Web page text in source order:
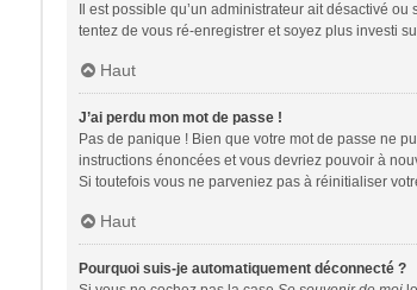
Il est possible qu’un administrateur ait désactivé
tentez de vous ré-enregistrer et soyez plus investi
Haut
J’ai perdu mon mot de passe !
Pas de panique ! Bien que votre mot de passe ne
instructions énoncées et vous devriez pouvoir à
Si toutefois vous ne parveniez pas à réinitialiser
Haut
Pourquoi suis-je automatiquement déconnecté ?